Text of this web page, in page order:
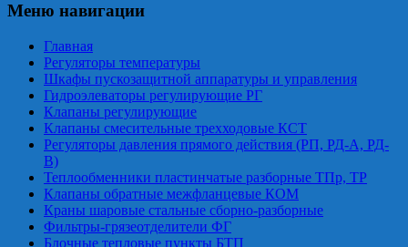
Меню навигации
Главная
Регуляторы температуры
Шкафы пускозащитной аппаратуры и управления
Гидроэлеваторы регулирующие РГ
Клапаны регулирующие
Клапаны смесительные трехходовые КСТ
Регуляторы давления прямого действия (РП, РД-А, РД-
В)
Теплообменники пластинчатые разборные ТПр, ТР
Клапаны обратные межфланцевые КОМ
Краны шаровые стальные сборно-разборные
Фильтры-грязеотделители ФГ
Блочные тепловые пункты БТП